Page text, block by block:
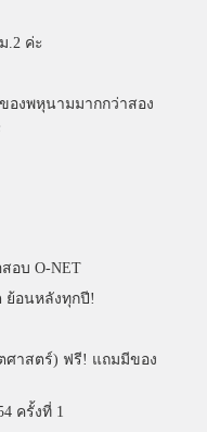
.2 ค่ะ
องพหุนามมากกว่าสอง
อบ O-NET
ย้อนหลังทุกปี!
ศาสตร์) ฟรี! แถมมีของ
ครั้งที่ 1